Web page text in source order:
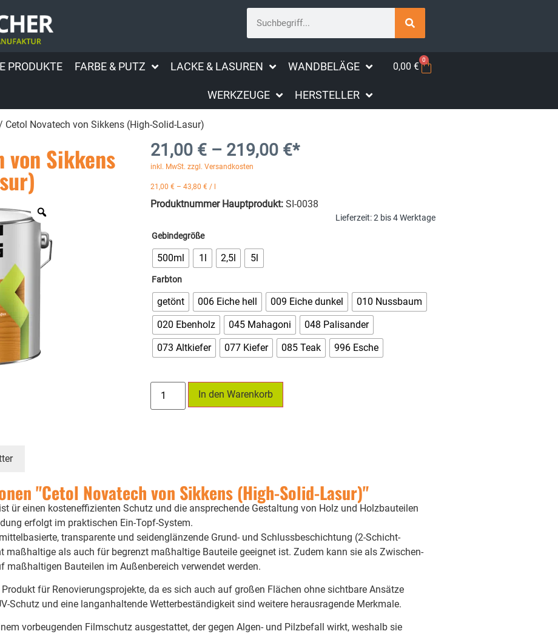
PRODUKTE FARBE & PUTZ LACKE & LASUREN WANDBELÄGE
WERKZEUGE HERSTELLER
0,00€
0
Novatech von Sikkens (High-Solid-Lasur)
von Sikkens 21,00 € – 219,00 €*
inkl. MwSt. zzgl. Versandkosten
21,00 € – 43,80 € / l
Produktnummer Hauptprodukt: SI-0038
Lieferzeit:2 bis 4 Werktage
Gebindegröße
500ml 1l 2,5l 5l
Farbton
getönt 006 Eiche hell 009 Eiche dunkel
010 Nussbaum
020 Ebenholz
045 Mahagoni
048 Palisander
073 Altkiefer
077 Kiefer 085 Teak 996 Esche
In den Warenkorb
"Cetol Novatech von Sikkens (High-Solid-Lasur)"
ür einen kosteneffizienten Schutz und die ansprechende Gestaltung von Holz und Holzbauteilen
erfolgt im praktischen Ein-Topf-System.
transparente und seidenglänzende Grund- und Schlussbeschichtung (2-Schicht-
maßhaltige als auch für begrenzt maßhaltige Bauteile geeignet ist. Zudem kann sie als Zwischen-
maßhaltigen Bauteilen im Außenbereich verwendet werden.
für Renovierungsprojekte, da es sich auch auf großen Flächen ohne sichtbare Ansätze
Schutz und eine langanhaltende Wetterbeständigkeit sind weitere herausragende Merkmale.
vorbeugenden Filmschutz ausgestattet, der gegen Algen- und Pilzbefall wirkt, weshalb sie